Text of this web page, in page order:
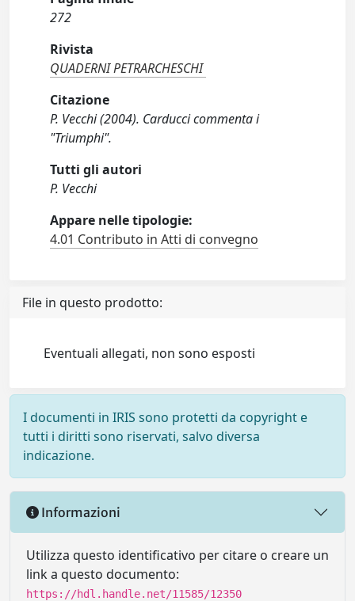
272
Rivista
QUADERNI PETRARCHESCHI
Citazione
P. Vecchi (2004). Carducci commenta i
"Triumphi".
Tutti gli autori
P. Vecchi
Appare nelle tipologie:
4.01 Contributo in Atti di convegno
File in questo prodotto:
Eventuali allegati, non sono esposti
I documenti in IRIS sono protetti da copyright e
tutti i diritti sono riservati, salvo diversa
indicazione.
Informazioni
Utilizza questo identificativo per citare o creare un
link a questo documento:
https://hdl.handle.net/11585/12350